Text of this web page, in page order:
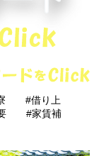
#借り上
#家賃補